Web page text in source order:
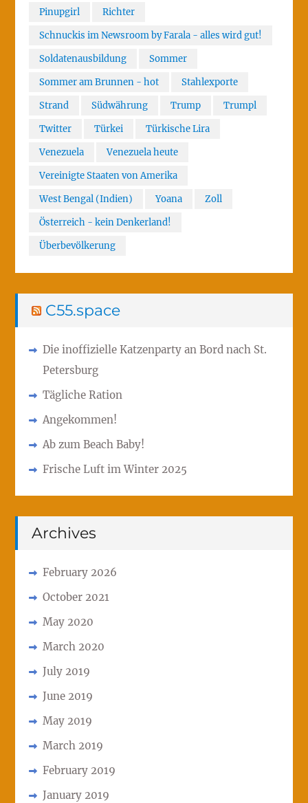
Pinupgirl
Richter
Schnuckis im Newsroom by Farala - alles wird gut!
Soldatenausbildung
Sommer
Sommer am Brunnen - hot
Stahlexporte
Strand
Südwährung Trump
Trumpl
Twitter
Türkei
Türkische Lira
Venezuela
Venezuela heute
Vereinigte Staaten von Amerika
West Bengal (Indien)
Yoana
Zoll
Österreich - kein Denkerland!
Überbevölkerung
C55.space
Die inoffizielle Katzenparty an Bord nach St.
Petersburg
Tägliche Ration
Angekommen!
Ab zum Beach Baby!
Frische Luft im Winter 2025
Archives
February 2026
October 2021
May 2020
March 2020
July 2019
June 2019
May 2019
March 2019
February 2019
January 2019